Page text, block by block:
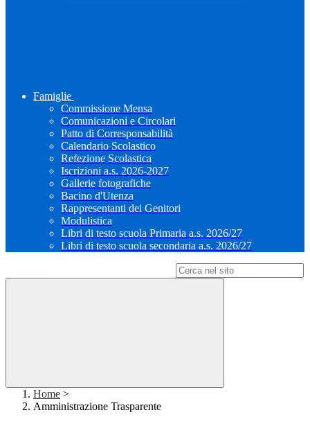
Famiglie
Commissione Mensa
Comunicazioni e Circolari
Patto di Corresponsabilità
Calendario Scolastico
Refezione Scolastica
Iscrizioni a.s. 2026-2027
Gallerie fotografiche
Bacino d'Utenza
Rappresentanti dei Genitori
Modulistica
Libri di testo scuola Primaria a.s. 2026/27
Libri di testo scuola secondaria a.s. 2026/27
Home >
Amministrazione Trasparente